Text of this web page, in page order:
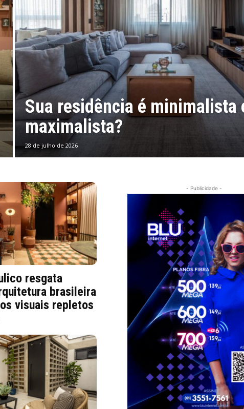
Sua residência é minimalista
maximalista?
28 de julho de 2026
resgata
brasileira
visuais repletos
- Publicidade -